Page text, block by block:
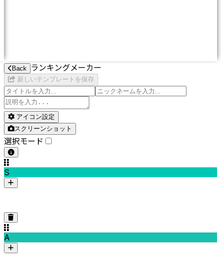
Back ランキングメーカー
新しいテンプレートを保存
アイコン設定
スクリーンショット
選択モード
S
A